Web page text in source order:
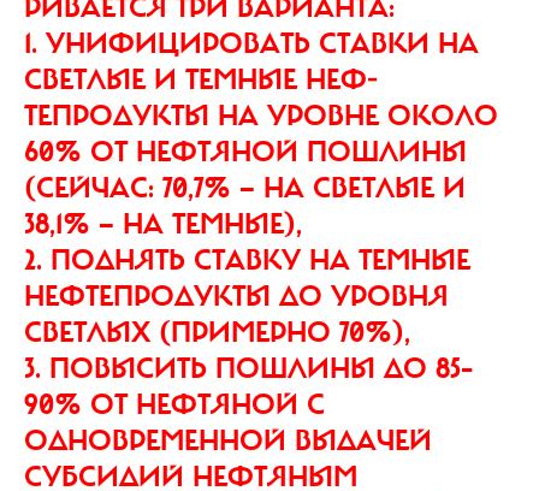
РИВАЕТСЯ ТРИ ВАРИАНТА:
1. УНИФИЦИРОВАТЬ СТАВКИ НА
СВЕТЛЫЕ И ТЕМНЫЕ НЕФ­
ТЕПРОДУКТЫ НА УРОВНЕ ОКОЛО
60% ОТ НЕФТЯНОЙ ПОШЛИНЫ
(СЕЙЧАС: 70,7% — НА СВЕТЛЫЕ И
38,1% — НА ТЕМНЫЕ),
2. ПОДНЯТЬ СТАВКУ НА ТЕМНЫЕ
НЕФТЕПРОДУКТЫ ДО УРОВНЯ
СВЕТЛЫХ (ПРИМЕРНО 70%),
3. ПОВЫСИТЬ ПОШЛИНЫ ДО 85–
90% ОТ НЕФТЯНОЙ С
ОДНОВРЕМЕННОЙ ВЫДАЧЕЙ
СУБСИДИЙ НЕФТЯНЫМ